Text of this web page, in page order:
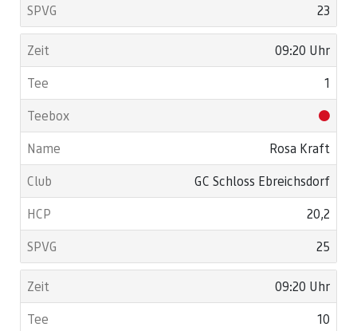
23
09:20 Uhr
1
Rosa Kraft
GC Schloss Ebreichsdorf
20,2
25
09:20 Uhr
10